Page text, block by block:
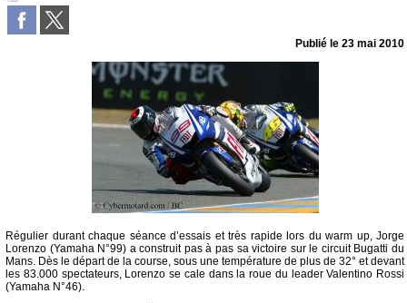
Publié le23 mai 2010
Régulier durant chaque séance d’essais et très rapide lors du warm up, Jorge
Lorenzo (Yamaha N°99) a construit pas à pas sa victoire sur le circuit Bugatti du
Mans. Dès le départ de la course, sous une température de plus de 32° et devant
les 83.000 spectateurs, Lorenzo se cale dans la roue du leader Valentino Rossi
(Yamaha N°46).